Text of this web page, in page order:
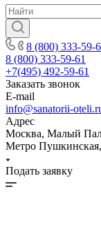
8 (800) 333-59-
8 (800) 333-59-61
+7(495) 492-59-61
Заказать звонок
E-mail
info@sanatorii-
Адрес
Москва, Малый
Метро
Подать заявку